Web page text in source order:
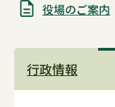
役場のご案内
行政情報